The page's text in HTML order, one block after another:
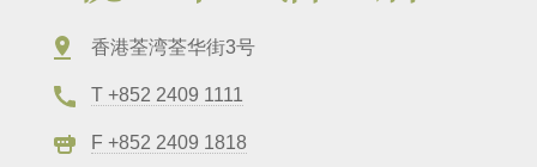
香港荃湾荃华街3号
T +852 2409 1111
F +852 2409 1818